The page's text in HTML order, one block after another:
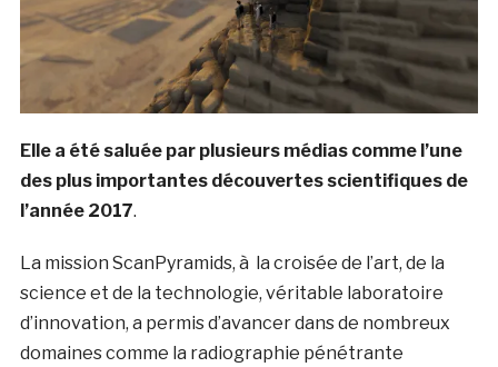
Elle a été saluée par plusieurs médias comme l’une
des plus importantes découvertes scientifiques de
l’année 2017.
La mission ScanPyramids, à la croisée de l’art, de la
science et de la technologie, véritable laboratoire
d’innovation, a permis d’avancer dans de nombreux
domaines comme la radiographie pénétrante